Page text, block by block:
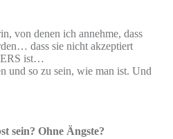
von denen ich annehme, dass
dass sie nicht akzeptiert
ist…
und so zu sein, wie man ist. Und
sein? Ohne Ängste?